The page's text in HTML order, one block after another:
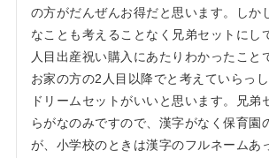
の方がだんぜんお得だと思います。しか
なことも考えることなく兄弟セットにし
人目出産祝い購入にあたりわかったこと
お家の方の2人目以降でと考えていらっ
ドリームセットがいいと思います。兄弟
らがなのみですので、漢字がなく保育園
が、小学校のときは漢字のフルネームあ